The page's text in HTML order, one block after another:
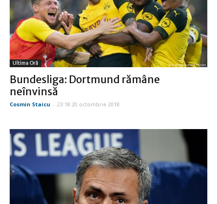
Ultima Oră
Bundesliga: Dortmund rămâne
neînvinsă
Cosmin Staicu - 23:18 20 octombrie 2018